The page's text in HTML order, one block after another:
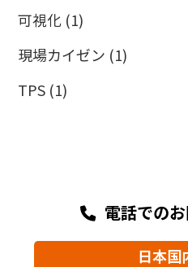
可視化 (1)
現場カイゼン (1)
TPS (1)
電話での
日本国